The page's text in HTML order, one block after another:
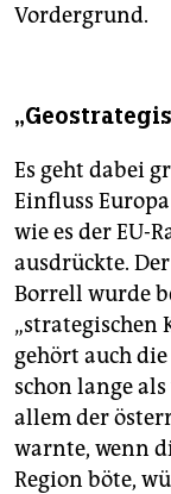
Vordergrund.
Es geht dabei
Einfluss
wie es der EU-
ausdrückte.
Borrell wurde
„strategischen
gehört auch
schon lange
allem der
warnte, wenn
Region böte,